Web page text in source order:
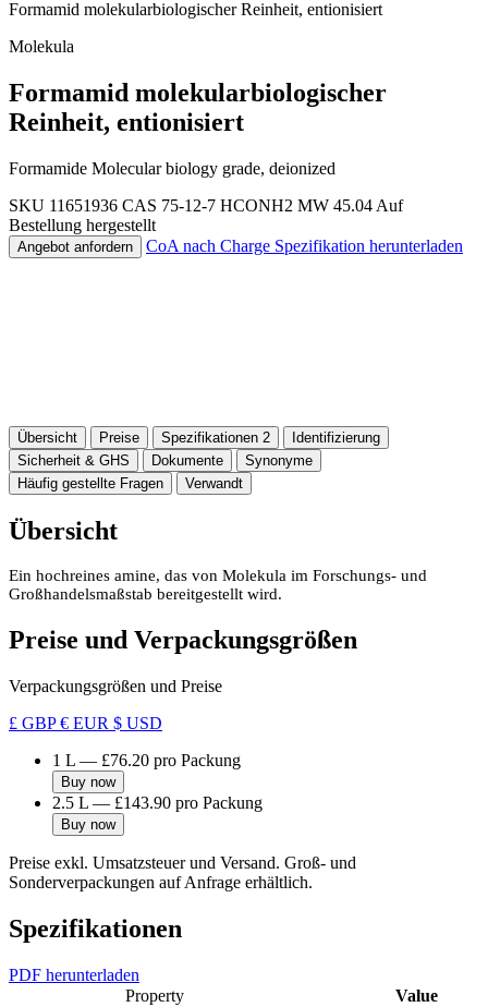
Formamid molekularbiologischer Reinheit, entionisiert
Molekula
Formamid molekularbiologischer
Reinheit, entionisiert
Formamide Molecular biology grade, deionized
SKU 11651936 CAS 75-12-7 HCONH2 MW 45.04 Auf
Bestellung hergestellt
Angebot anfordern CoA nach Charge Spezifikation herunterladen
Übersicht Preise Spezifikationen 2
Identifizierung
Sicherheit & GHS
Dokumente
Synonyme
Häufig gestellte Fragen
Verwandt
Übersicht
Ein hochreines amine, das von Molekula im Forschungs- und
Großhandelsmaßstab bereitgestellt wird.
Preise und Verpackungsgrößen
Verpackungsgrößen und Preise
£ GBP€ EUR $ USD
1 L — £76.20 pro Packung
Buy now
2.5 L — £143.90 pro Packung
Buy now
Preise exkl. Umsatzsteuer und Versand. Groß- und
Sonderverpackungen auf Anfrage erhältlich.
Spezifikationen
PDF herunterladen
Property
Value